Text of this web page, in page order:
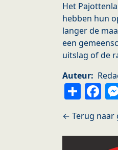
Het
hebben hun
langer de
een
uitslag of de
Auteur